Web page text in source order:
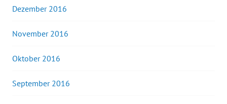
Dezember 2016
November 2016
Oktober 2016
September 2016